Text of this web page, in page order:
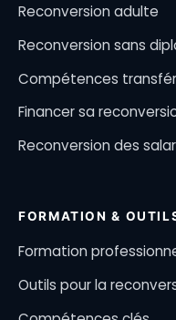
Reconversion adulte
Reconversion sans
Compétences
Financer sa
Reconversion des
FORMATION &
Formation
Outils pour la